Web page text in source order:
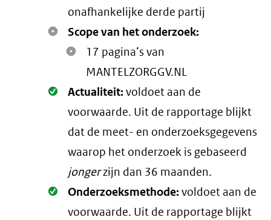
onafhankelijke derde partij
Scope van het onderzoek:
17 pagina’s van
MANTELZORGGV.NL
Oké.
Actualiteit:voldoet aan de
voorwaarde. Uit de rapportage blijkt
dat de meet- en onderzoeksgegevens
waarop het onderzoek is gebaseerd
jongerzijn dan 36 maanden.
Oké.
Onderzoeksmethode:voldoet aan de
voorwaarde. Uit de rapportage blijkt